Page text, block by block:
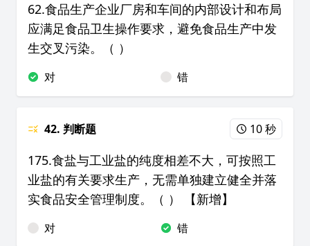
62.食品生产企业厂房和车间的内部设计和布局
应满足食品卫生操作要求，避免食品生产中发
生交叉污染。（ ）
对 错
42. 判断题 10 秒
175.食盐与工业盐的纯度相差不大，可按照工
业盐的有关要求生产，无需单独建立健全并落
实食品安全管理制度。（ ） 【新增】
对 错